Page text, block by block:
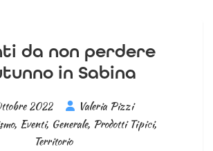
da non perdere
in Sabina
2022
Valeria Pizzi
, Eventi, Generale, Prodotti Tipici,
Territorio